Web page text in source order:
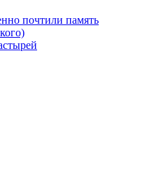
почтили память